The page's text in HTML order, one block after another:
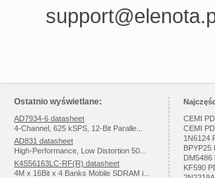
Ostatnio wyświetlane:
AD7934-6 datasheet
4-Channel, 625 kSPS, 12-Bit Paralle...
AD831 datasheet
High-Performance, Low Distortion 50...
K4S56163LC-RF(R) datasheet
4M x 16Bit x 4 Banks Mobile SDRAM i...
CEMI
CEMI
1N6124
BPYP25
DM5486
KF590